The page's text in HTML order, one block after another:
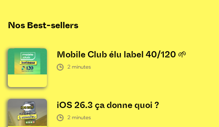
Nos Best-sellers
Mobile Club élu label 40/120 🌱
2 minutes
iOS 26.3 ça donne quoi ?
2 minutes